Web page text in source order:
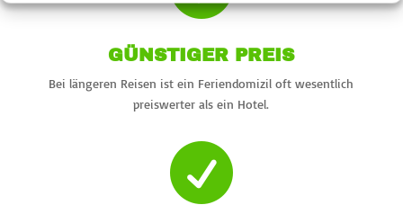
GÜNSTIGER PREIS
Bei längeren Reisen ist ein Feriendomizil oft wesentlich
preiswerter als ein Hotel.
